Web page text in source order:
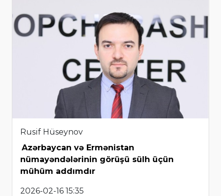
Rusif Hüseynov
Azərbaycan və Ermənistan
nümayəndələrinin görüşü sülh üçün
mühüm addımdır
2026-02-16 15:35